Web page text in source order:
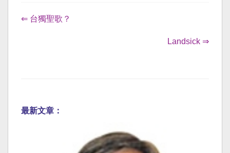
⇐ 台獨聖歌？
Landsick ⇒
最新文章：